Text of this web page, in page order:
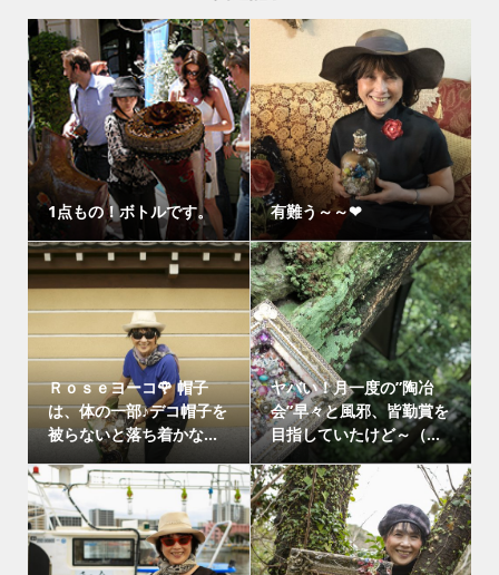
1点もの！ボトルです。 有難う～～❤
Ｒｏｓｅヨーコ🌹 帽子
は、体の一部♪デコ帽子を
被らないと落ち着かな...
ヤバい！月一度の”陶冶
会”早々と風邪、皆勤賞を
目指していたけど～（...